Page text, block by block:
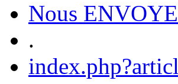
Nous
.